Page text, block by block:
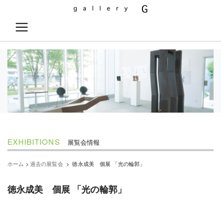
EXHIBITIONS 展覧会情報
ホーム > 過去の展覧会 > 徳永成美 個展 「光の輪郭」
徳永成美 個展 「光の輪郭」